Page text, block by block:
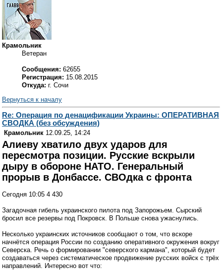
Крамольник
Ветеран
Сообщения: 62655
Регистрация: 15.08.2015
Откуда: г. Сочи
Вернуться к началу
Re: Операция по денацификации Украины: ОПЕРАТИВНАЯ
СВОДКА (без обсуждения)
Крамольник 12.09.25, 14:24
Алиеву хватило двух ударов для
пересмотра позиции. Русские вскрыли
дыру в обороне НАТО. Генеральный
прорыв в Донбассе. СВОдка с фронта
Сегодня 10:05 4 430
Загадочная гибель украинского пилота под Запорожьем. Сырский
бросил все резервы под Покровск. В Польше снова ужаснулись.
Несколько украинских источников сообщают о том, что вскоре
начнётся операция России по созданию оперативного окружения вокруг
Северска. Речь о формировании "северского кармана", который будет
создаваться через систематическое продвижение русских войск с трёх
направлений. Интересно вот что: